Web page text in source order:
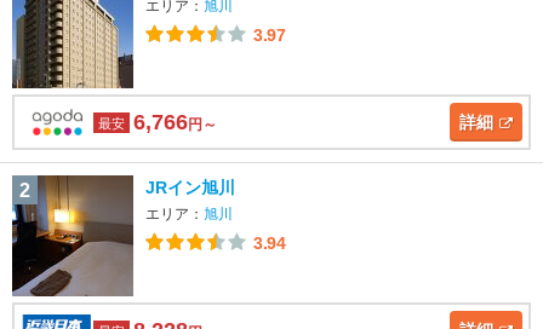
エリア： 旭川
3.97
最安 6,766円～ 詳細
2 JRイン旭川
エリア： 旭川
3.94